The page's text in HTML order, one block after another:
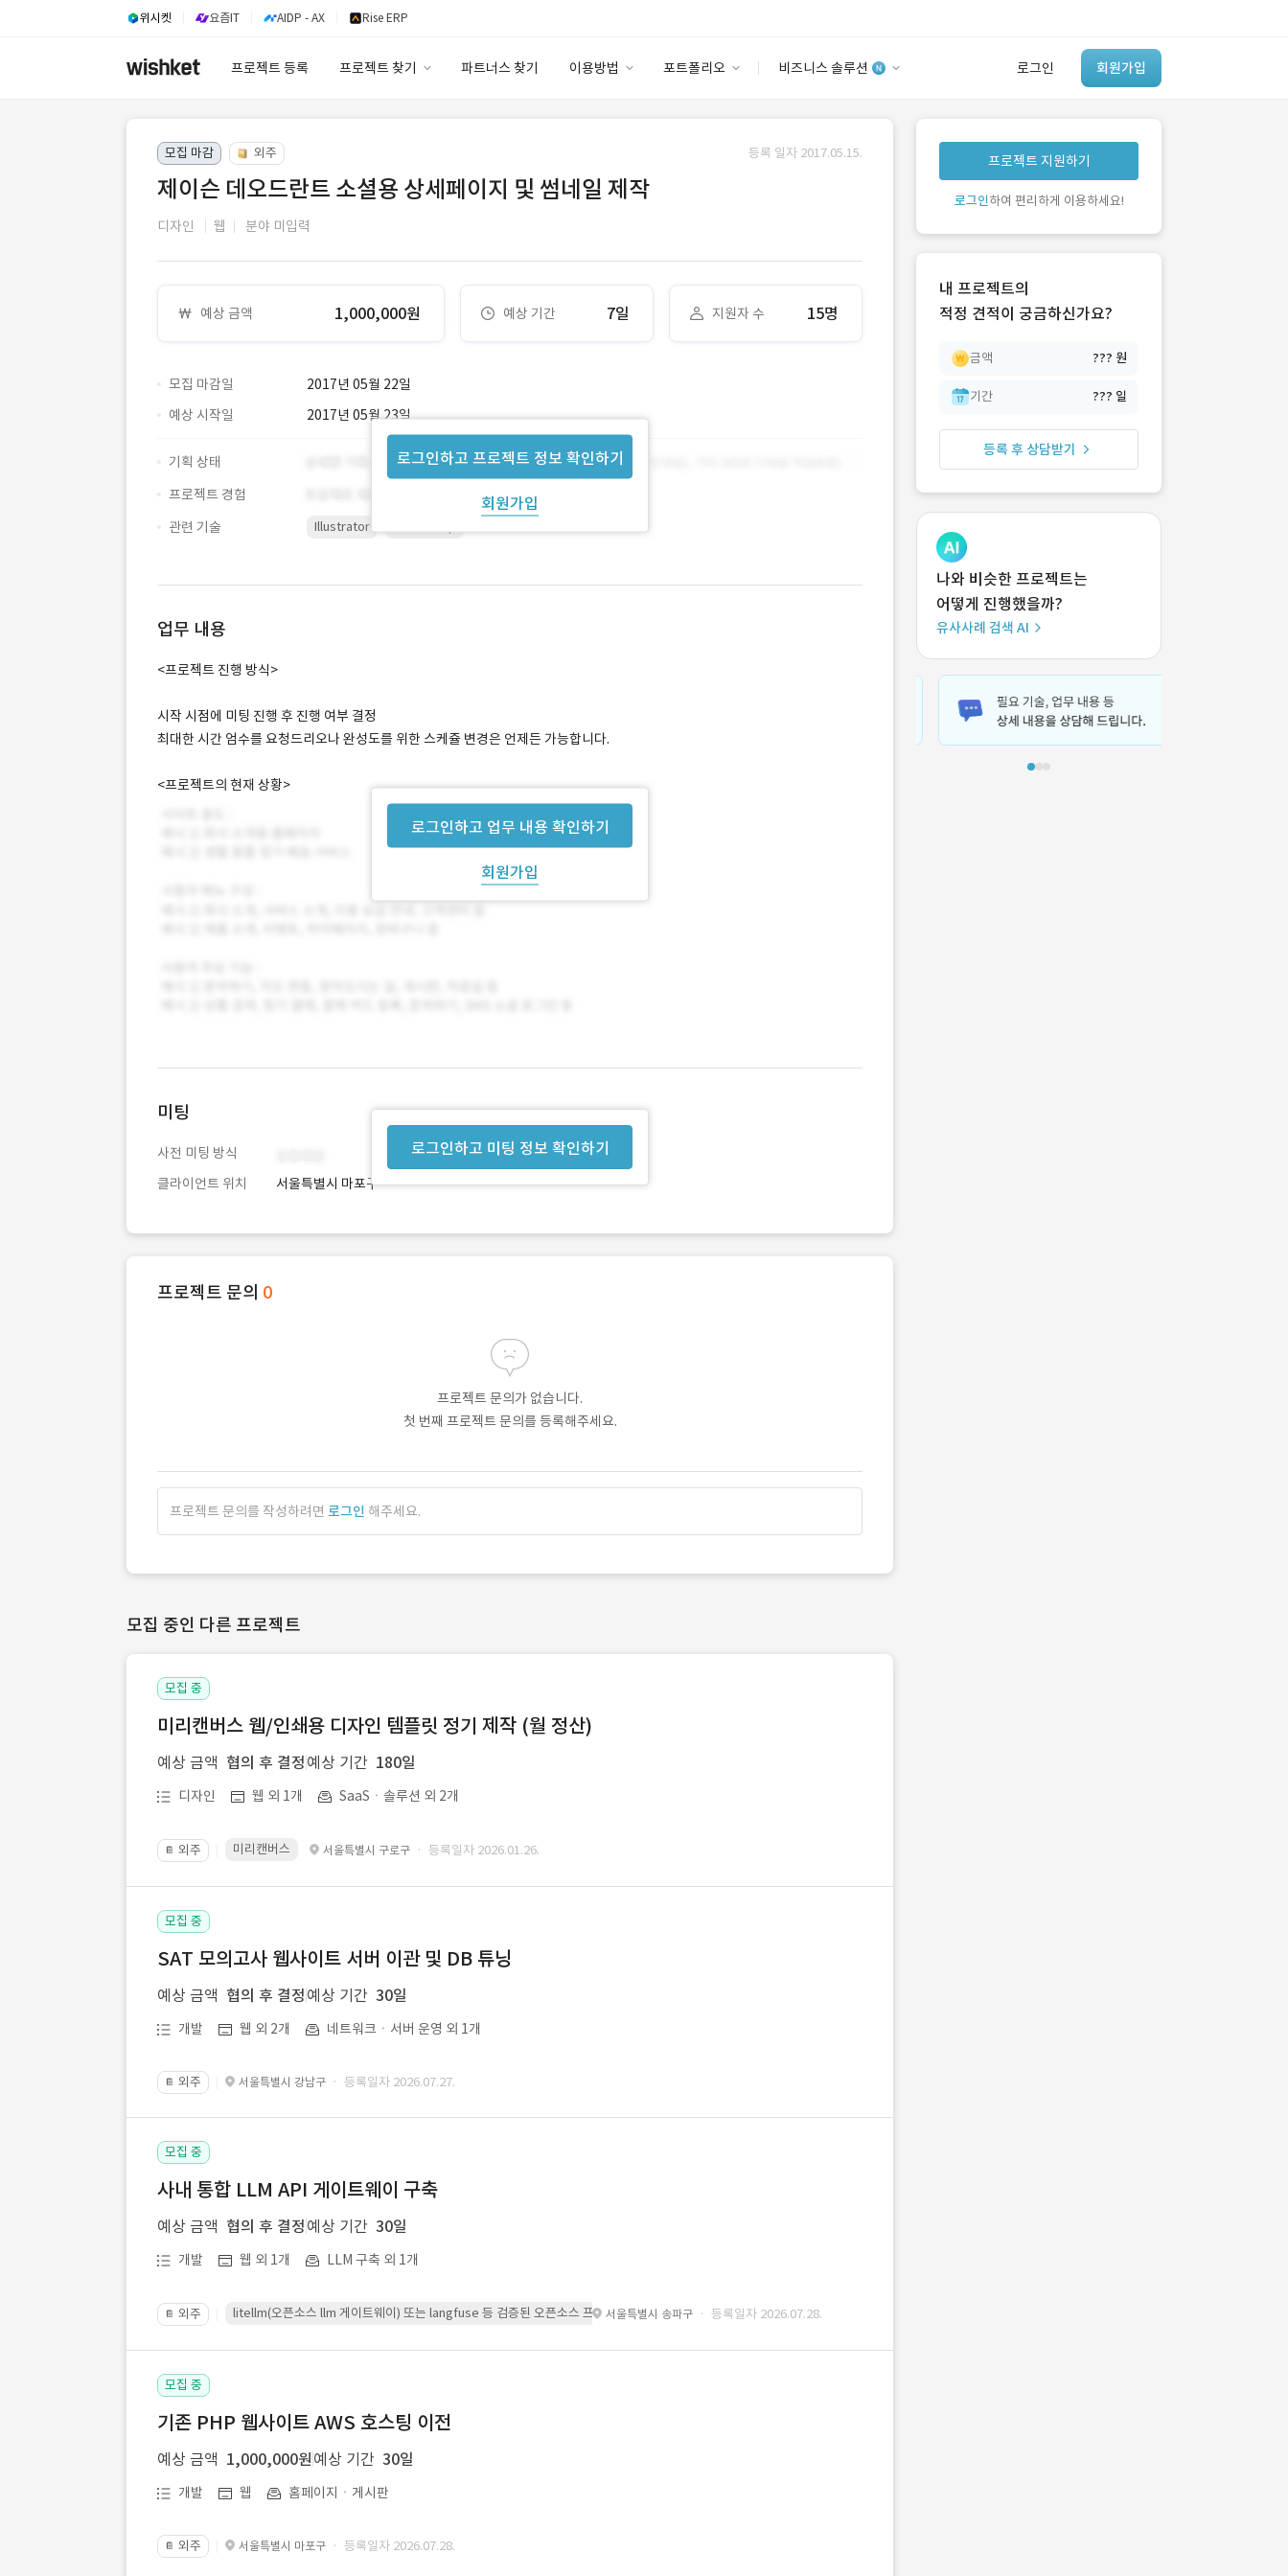
위시켓 요즘IT AIDP - AX Rise ERP
프로젝트 등록 프로젝트 찾기 파트너스 찾기 이용방법 포트폴리오 비즈니스 솔루션 로그인 회원가입
이용요금
고객센터
안심 코드 케어
유사사례 검색 AI
‘이런 거’ 만들어본
개발 회사 있어?
모집 마감 외주 등록 일자 2017.05.15.
제이슨 데오드란트 소셜용 상세페이지 및 썸네일 제작
디자인 웹 분야 미입력
예상 금액 1,000,000원 예상 기간 7일 지원자 수 15명
모집 마감일 2017년 05월 22일
로그인하고 프로젝트 정보 확인하기
회원가입
예상 시작일 2017년 05월 23일
기획 상태
프로젝트 경험
관련 기술
Illustrator
업무 내용
로그인하고 업무 내용 확인하기
회원가입
<프로젝트 진행 방식>
시작 시점에 미팅 진행 후 진행 여부 결정
최대한 시간 엄수를 요청드리오나 완성도를 위한 스케쥴 변경은 언제든 가능합니다.
<프로젝트의 현재 상황>
로그인하고 미팅 정보 확인하기
미팅
사전 미팅 방식
클라이언트 위치
서울특별시 마포구
프로젝트 문의 0
프로젝트 문의가 없습니다.
첫 번째 프로젝트 문의를 등록해주세요.
프로젝트 문의를 작성하려면 로그인 해주세요.
모집 중인 다른 프로젝트
모집 중
미리캔버스 웹/인쇄용 디자인 템플릿 정기 제작 (월 정산)
예상 금액 협의 후 결정 예상 기간 180일
디자인 웹 외 1개 SaaSㆍ솔루션 외 2개
📔 외주 미리캔버스 서울특별시 구로구 · 등록일자 2026.01.26.
모집 중
SAT 모의고사 웹사이트 서버 이관 및 DB 튜닝
예상 금액 협의 후 결정 예상 기간 30일
개발 웹 외 2개 네트워크ㆍ서버 운영 외 1개
📔 외주 서울특별시 강남구 · 등록일자 2026.07.27.
모집 중
사내 통합 LLM API 게이트웨이 구축
예상 금액 협의 후 결정 예상 기간 30일
개발 웹 외 1개 LLM 구축 외 1개
📔 외주 litellm(오픈소스 llm 게이트웨이) 또는 langfuse 등 검증된 오픈소스 프레임워크를 기반으로 시스템을 구축
서울특별시 송파구 · 등록일자 2026.07.28.
모집 중
기존 PHP 웹사이트 AWS 호스팅 이전
예상 금액 1,000,000원 예상 기간 30일
개발 웹 홈페이지ㆍ게시판
📔 외주 서울특별시 마포구 · 등록일자 2026.07.28.
프로젝트 지원하기
로그인하여 편리하게 이용하세요!
내 프로젝트의
적정 견적이 궁금하신가요?
금액 ??? 원
기간 ??? 일
등록 후 상담받기
나와 비슷한 프로젝트는
어떻게 진행했을까?
유사사례 검색 AI